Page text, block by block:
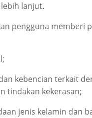
lanjut.
pengguna memberi
kebencian terkait
tindakan kekerasan;
jenis kelamin dan